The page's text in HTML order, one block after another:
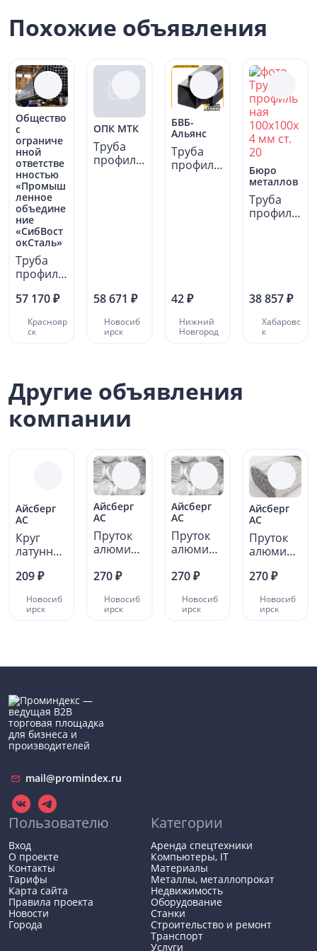
Похожие объявления
Общество
с
ограниче
нной
ответстве
нностью
«Промыш
ленное
объедине
ние
«СибВост
окСталь»
Труба
профиль
металли
100х100х
57 170 ₽
Краснояр
ск
ОПК МТК
Труба
профиль
58 671 ₽
Новосиб
ирск
БВБ-
Альянс
Труба
профиль
42 ₽
Нижний
Новгород
Бюро
металлов
Труба
профиль
38 857 ₽
Хабаровс
к
Другие объявления
компании
Айсберг
АС
Круг
латунны
Л63
209 ₽
Новосиб
ирск
Айсберг
АС
Пруток
алюмини
мм ВТ Д1
270 ₽
Новосиб
ирск
Айсберг
АС
Пруток
алюмини
мм АМГ3
270 ₽
Новосиб
ирск
Айсберг
АС
Пруток
алюмини
мм АК6
21488-
97...
270 ₽
Новосиб
ирск
mail@promindex.ru
Пользователю
Вход
О проекте
Контакты
Тарифы
Карта сайта
Правила проекта
Новости
Города
Категории
Аренда спецтехники
Компьютеры, IT
Материалы
Металлы, металлопрокат
Недвижимость
Оборудование
Станки
Строительство и ремонт
Транспорт
Услуги